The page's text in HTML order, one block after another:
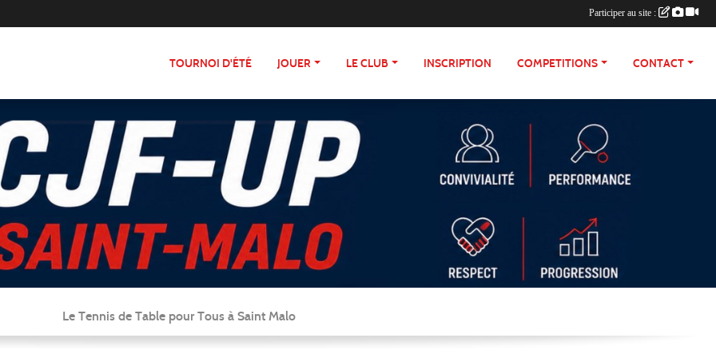
TOURNOI D'ÉTÉ JOUER LE CLUB INSCRIPTION COMPETITIONS CONTACT
Le Tennis de Table pour Tous à Saint Malo
Participer au site :